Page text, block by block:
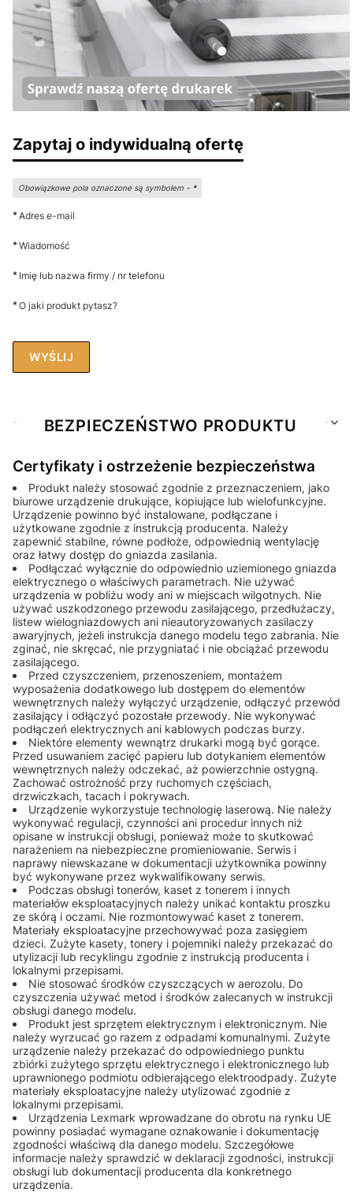
Zapytaj o indywidualną ofertę
Obowiązkowe pola oznaczone są symbolem - *
*Adres e-mail
*Wiadomość
* Imię lub nazwa firmy / nr telefonu
*O jaki produkt pytasz?
WYŚLIJ
BEZPIECZEŃSTWO PRODUKTU
Certyfikaty i ostrzeżenie bezpieczeństwa
Produkt należy stosować zgodnie z przeznaczeniem, jako
biurowe urządzenie drukujące, kopiujące lub wielofunkcyjne.
Urządzenie powinno być instalowane, podłączane i
użytkowane zgodnie z instrukcją producenta. Należy
zapewnić stabilne, równe podłoże, odpowiednią wentylację
oraz łatwy dostęp do gniazda zasilania.
Podłączać wyłącznie do odpowiednio uziemionego gniazda
elektrycznego o właściwych parametrach. Nie używać
urządzenia w pobliżu wody ani w miejscach wilgotnych. Nie
używać uszkodzonego przewodu zasilającego, przedłużaczy,
listew wielogniazdowych ani nieautoryzowanych zasilaczy
awaryjnych, jeżeli instrukcja danego modelu tego zabrania. Nie
zginać, nie skręcać, nie przygniatać i nie obciążać przewodu
zasilającego.
Przed czyszczeniem, przenoszeniem, montażem
wyposażenia dodatkowego lub dostępem do elementów
wewnętrznych należy wyłączyć urządzenie, odłączyć przewód
zasilający i odłączyć pozostałe przewody. Nie wykonywać
podłączeń elektrycznych ani kablowych podczas burzy.
Niektóre elementy wewnątrz drukarki mogą być gorące.
Przed usuwaniem zacięć papieru lub dotykaniem elementów
wewnętrznych należy odczekać, aż powierzchnie ostygną.
Zachować ostrożność przy ruchomych częściach,
drzwiczkach, tacach i pokrywach.
Urządzenie wykorzystuje technologię laserową. Nie należy
wykonywać regulacji, czynności ani procedur innych niż
opisane w instrukcji obsługi, ponieważ może to skutkować
narażeniem na niebezpieczne promieniowanie. Serwis i
naprawy niewskazane w dokumentacji użytkownika powinny
być wykonywane przez wykwalifikowany serwis.
Podczas obsługi tonerów, kaset z tonerem i innych
materiałów eksploatacyjnych należy unikać kontaktu proszku
ze skórą i oczami. Nie rozmontowywać kaset z tonerem.
Materiały eksploatacyjne przechowywać poza zasięgiem
dzieci. Zużyte kasety, tonery i pojemniki należy przekazać do
utylizacji lub recyklingu zgodnie z instrukcją producenta i
lokalnymi przepisami.
Nie stosować środków czyszczących w aerozolu. Do
czyszczenia używać metod i środków zalecanych w instrukcji
obsługi danego modelu.
Produkt jest sprzętem elektrycznym i elektronicznym. Nie
należy wyrzucać go razem z odpadami komunalnymi. Zużyte
urządzenie należy przekazać do odpowiedniego punktu
zbiórki zużytego sprzętu elektrycznego i elektronicznego lub
uprawnionego podmiotu odbierającego elektroodpady. Zużyte
materiały eksploatacyjne należy utylizować zgodnie z
lokalnymi przepisami.
Urządzenia Lexmark wprowadzane do obrotu na rynku UE
powinny posiadać wymagane oznakowanie i dokumentację
zgodności właściwą dla danego modelu. Szczegółowe
informacje należy sprawdzić w deklaracji zgodności, instrukcji
obsługi lub dokumentacji producenta dla konkretnego
urządzenia.